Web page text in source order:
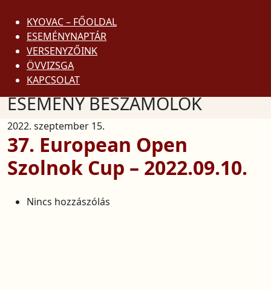
KYOVAC – FŐOLDAL
ESEMÉNYNAPTÁR
VERSENYZŐINK
ÖVVIZSGA
KAPCSOLAT
DOJO KUN
KYOKUSHIN SZÓTÁR
ESEMÉNY BESZÁMOLÓK
2022. szeptember 15.
37. European Open
Szolnok Cup – 2022.09.10.
Nincs hozzászólás